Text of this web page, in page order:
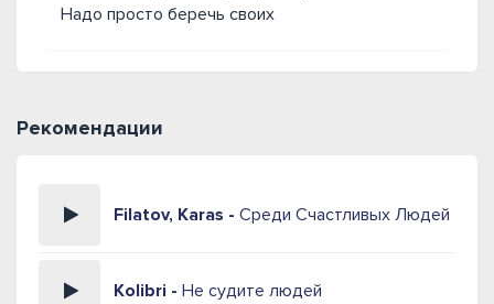
Надо просто беречь своих
Рекомендации
Filatov, Karas - Среди Счастливых Людей
Kolibri - Не судите людей